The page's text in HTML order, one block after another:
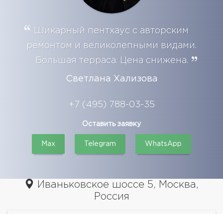
Шикарный пентхаус с авторским
ремонтом и великолепными видами.
Большая терраса. Цена снижена.
Светлана Хализова
+7 (495) 788-03-35
Оставить заявку
Max Telegram WhatsApp
Иваньковское шоссе 5, Москва,
Россия